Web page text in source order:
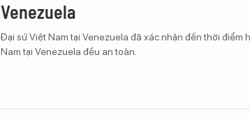
Venezuela
Đại sứ Việt Nam tại Venezuela đã xác nhận đến thời điểm
Nam tại Venezuela đều an toàn.